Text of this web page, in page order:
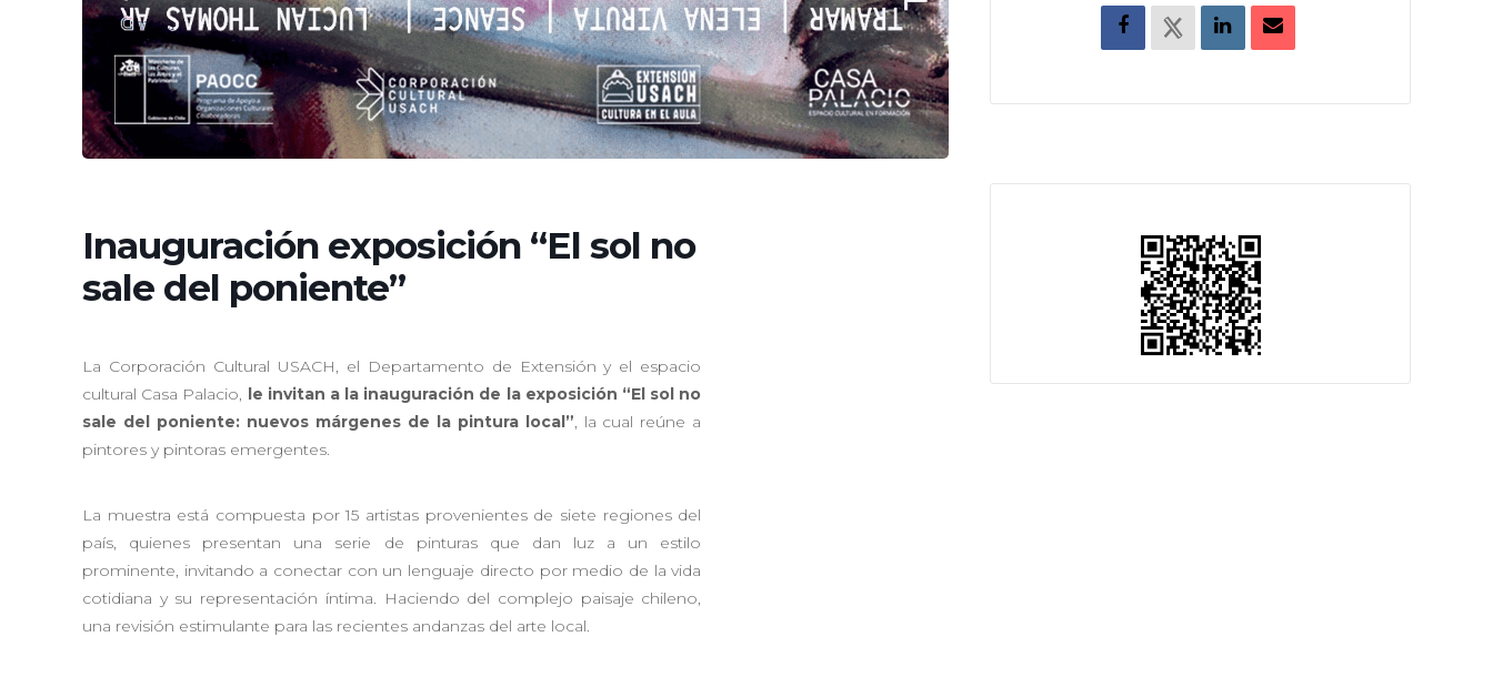
Inauguración exposición “El sol no
sale del poniente”
La Corporación Cultural USACH, el Departamento de Extensión y el espacio
cultural Casa Palacio,
le invitan a la inauguración de la exposición “El sol no
sale del poniente: nuevos márgenes de la pintura local”, la cual reúne a
pintores y pintoras emergentes.
La muestra está compuesta por 15 artistas provenientes de siete regiones del
país, quienes presentan una serie de pinturas que dan luz a un estilo
prominente, invitando a conectar con un lenguaje directo por medio de la vida
cotidiana y su representación íntima. Haciendo del complejo paisaje chileno,
una revisión estimulante para las recientes andanzas del arte local.